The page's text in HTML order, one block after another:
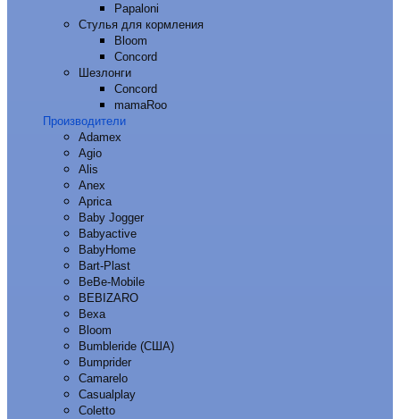
Papaloni
Стулья для кормления
Bloom
Concord
Шезлонги
Concord
mamaRoo
Производители
Adamex
Agio
Alis
Anex
Aprica
Baby Jogger
Babyactive
BabyHome
Bart-Plast
BeBe-Mobile
BEBIZARO
Bexa
Bloom
Bumbleride (США)
Bumprider
Camarelo
Casualplay
Coletto